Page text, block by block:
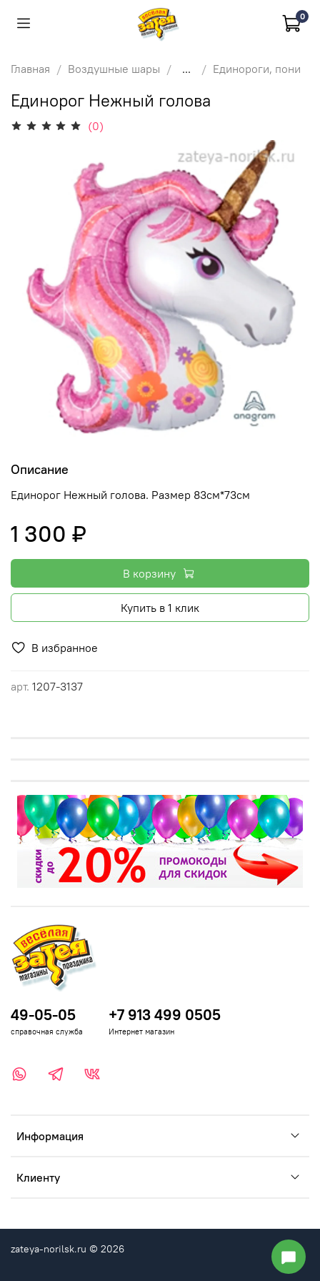
0
Главная Воздушные шары ... Единороги, пони
Единорог Нежный голова
(0)
В избранное
арт. 1207-3137
Описание
Единорог Нежный голова. Размер 83см*73см
1 300 ₽
В корзину
Купить в 1 клик
Информация
Клиенту
49-05-05
справочная служба
+7 913 499 0505
Интернет магазин
zateya-norilsk.ru © 2026